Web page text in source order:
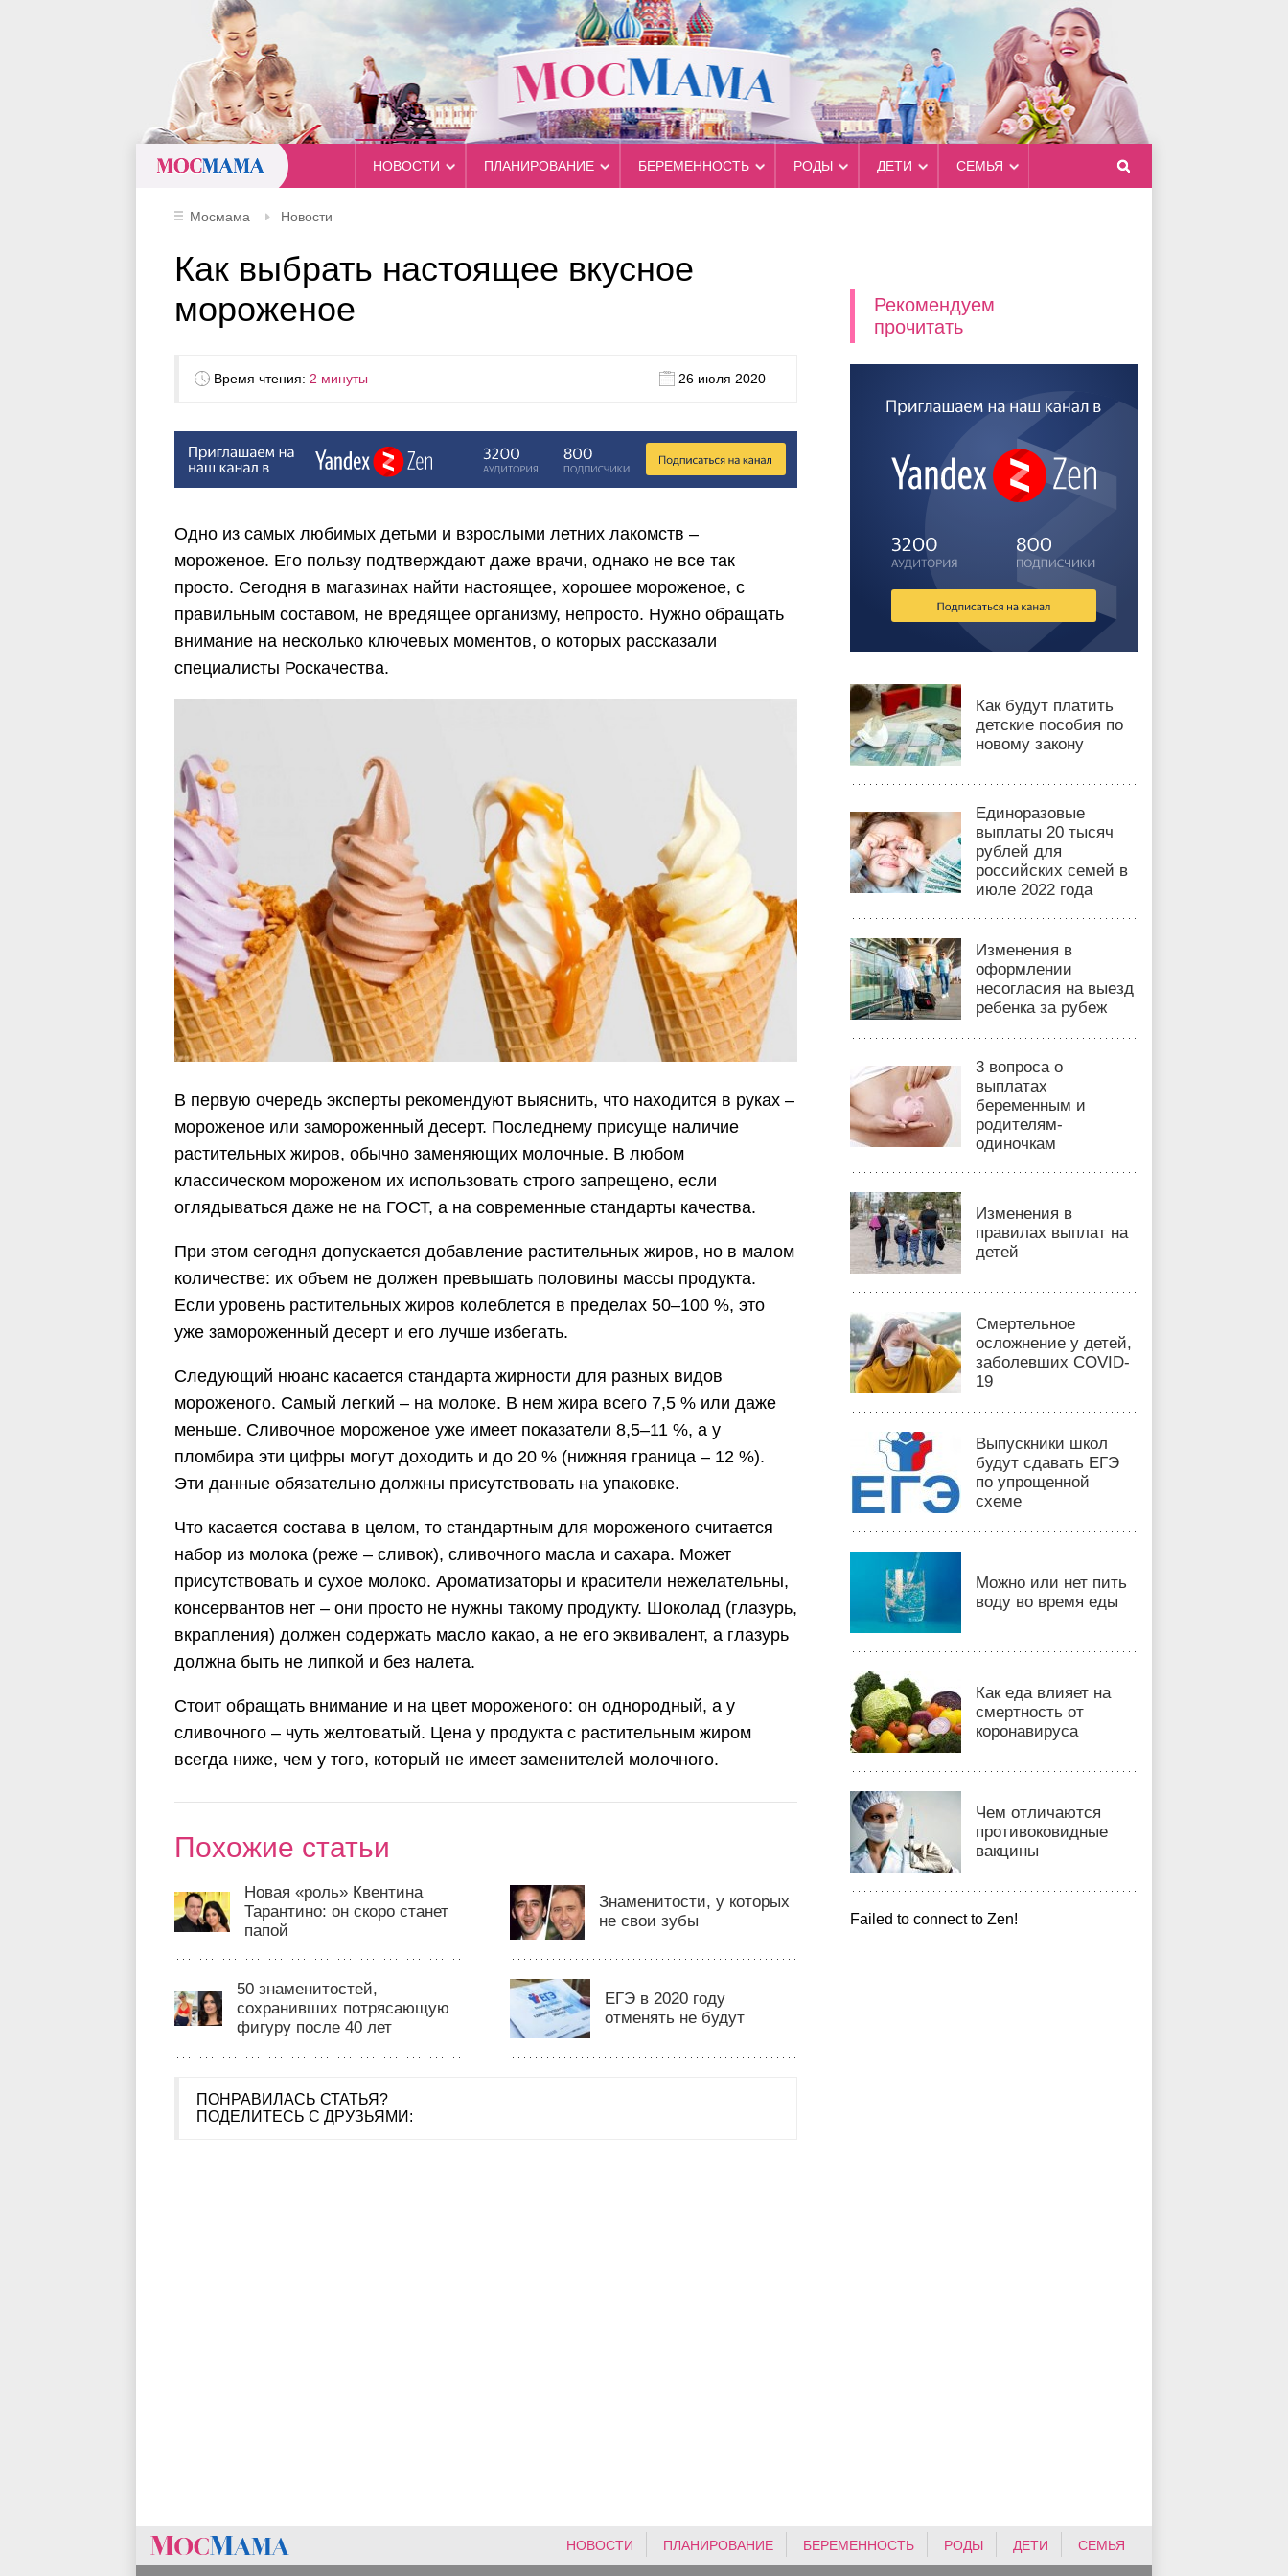
НОВОСТИ ПЛАНИРОВАНИЕ БЕРЕМЕННОСТЬ РОДЫ ДЕТИ СЕМЬЯ
Мосмама Новости
Как выбрать настоящее вкусное
мороженое
Время чтения: 2 минуты 26 июля 2020
Одно из самых любимых детьми и взрослыми летних лакомств –
мороженое. Его пользу подтверждают даже врачи, однако не все так
просто. Сегодня в магазинах найти настоящее, хорошее мороженое, с
правильным составом, не вредящее организму, непросто. Нужно обращать
внимание на несколько ключевых моментов, о которых рассказали
специалисты Роскачества.
В первую очередь эксперты рекомендуют выяснить, что находится в руках –
мороженое или замороженный десерт. Последнему присуще наличие
растительных жиров, обычно заменяющих молочные. В любом
классическом мороженом их использовать строго запрещено, если
оглядываться даже не на ГОСТ, а на современные стандарты качества.
При этом сегодня допускается добавление растительных жиров, но в малом
количестве: их объем не должен превышать половины массы продукта.
Если уровень растительных жиров колеблется в пределах 50–100 %, это
уже замороженный десерт и его лучше избегать.
Следующий нюанс касается стандарта жирности для разных видов
мороженого. Самый легкий – на молоке. В нем жира всего 7,5 % или даже
меньше. Сливочное мороженое уже имеет показатели 8,5–11 %, а у
пломбира эти цифры могут доходить и до 20 % (нижняя граница – 12 %).
Эти данные обязательно должны присутствовать на упаковке.
Что касается состава в целом, то стандартным для мороженого считается
набор из молока (реже – сливок), сливочного масла и сахара. Может
присутствовать и сухое молоко. Ароматизаторы и красители нежелательны,
консервантов нет – они просто не нужны такому продукту. Шоколад (глазурь,
вкрапления) должен содержать масло какао, а не его эквивалент, а глазурь
должна быть не липкой и без налета.
Стоит обращать внимание и на цвет мороженого: он однородный, а у
сливочного – чуть желтоватый. Цена у продукта с растительным жиром
всегда ниже, чем у того, который не имеет заменителей молочного.
Похожие статьи
Новая «роль» Квентина
Тарантино: он скоро станет
папой
Знаменитости, у которых
не свои зубы
50 знаменитостей,
сохранивших потрясающую
фигуру после 40 лет
ЕГЭ в 2020 году
отменять не будут
ПОНРАВИЛАСЬ СТАТЬЯ?
ПОДЕЛИТЕСЬ С ДРУЗЬЯМИ:
Рекомендуем
прочитать
Как будут платить
детские пособия по
новому закону
Единоразовые
выплаты 20 тысяч
рублей для
российских семей в
июле 2022 года
Изменения в
оформлении
несогласия на выезд
ребенка за рубеж
3 вопроса о
выплатах
беременным и
родителям-
одиночкам
Изменения в
правилах выплат на
детей
Смертельное
осложнение у детей,
заболевших COVID-
19
Выпускники школ
будут сдавать ЕГЭ
по упрощенной
схеме
Можно или нет пить
воду во время еды
Как еда влияет на
смертность от
коронавируса
Чем отличаются
противоковидные
вакцины
Failed to connect to Zen!
НОВОСТИ ПЛАНИРОВАНИЕ БЕРЕМЕННОСТЬ РОДЫ ДЕТИ СЕМЬЯ